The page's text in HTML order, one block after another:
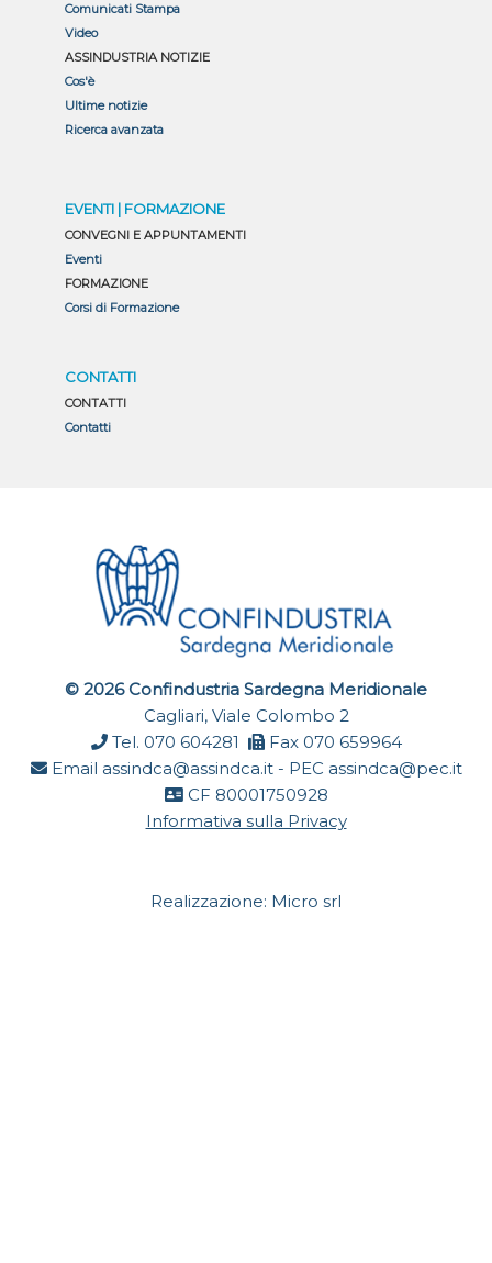
Comunicati Stampa
Video
ASSINDUSTRIA NOTIZIE
Cos'è
Ultime notizie
Ricerca avanzata
EVENTI | FORMAZIONE
CONVEGNI E APPUNTAMENTI
Eventi
FORMAZIONE
Corsi di Formazione
CONTATTI
CONTATTI
Contatti
© 2026 Confindustria Sardegna Meridionale
Cagliari, Viale Colombo 2
Tel. 070 604281
Fax 070 659964
Email assindca@assindca.it- PEC assindca@pec.it
CF 80001750928
Informativa sulla Privacy
Realizzazione: Micro srl